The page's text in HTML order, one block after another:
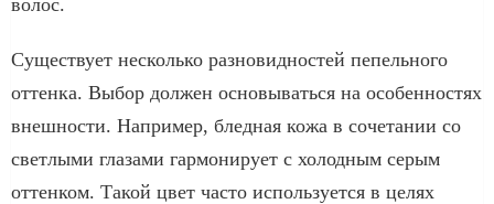
волос.
Существует несколько разновидностей пепельного
оттенка. Выбор должен основываться на особенностях
внешности. Например, бледная кожа в сочетании со
светлыми глазами гармонирует с холодным серым
оттенком. Такой цвет часто используется в целях